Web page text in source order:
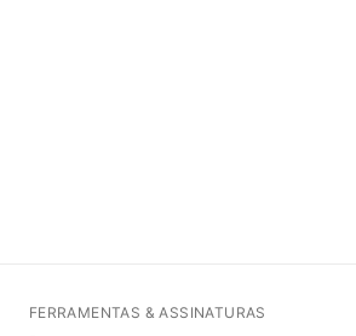
FERRAMENTAS & ASSINATURAS